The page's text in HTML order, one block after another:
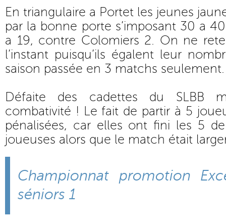
En triangulaire a Portet les jeunes
par la bonne porte s’imposant 30 a
a 19, contre Colomiers 2. On ne
l’instant puisqu’ils égalent leur
saison passée en 3 matchs
Défaite des cadettes du SLBB
combativité ! Le fait de partir à 5
pénalisées, car elles ont fini les 5
joueuses alors que le match était
Championnat promotion
séniors 1